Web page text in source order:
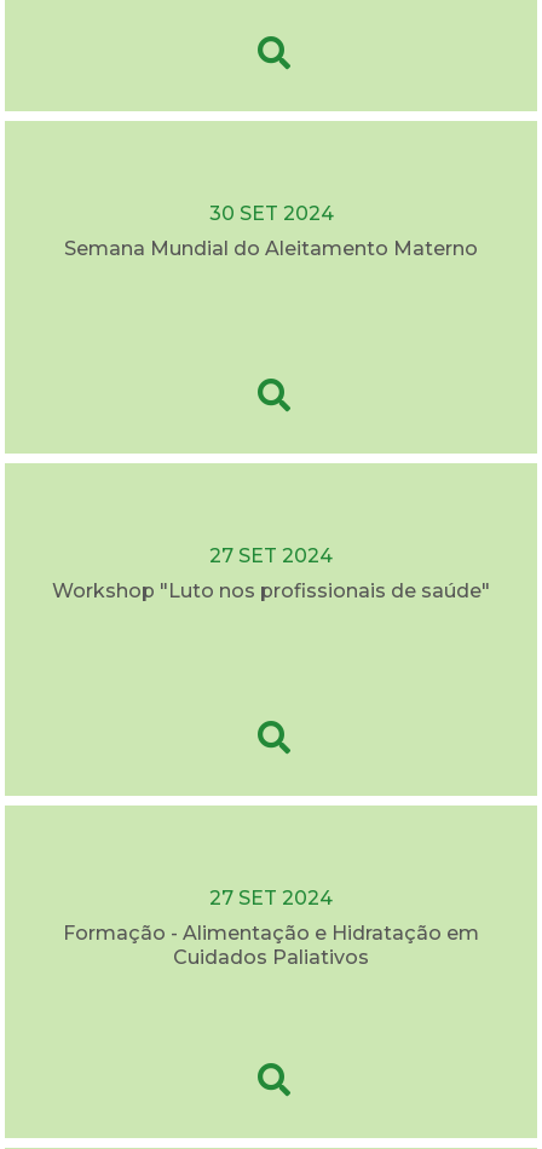
30 SET 2024
Semana Mundial do Aleitamento Materno
27 SET 2024
Workshop "Luto nos profissionais de saúde"
27 SET 2024
Formação - Alimentação e Hidratação em
Cuidados Paliativos